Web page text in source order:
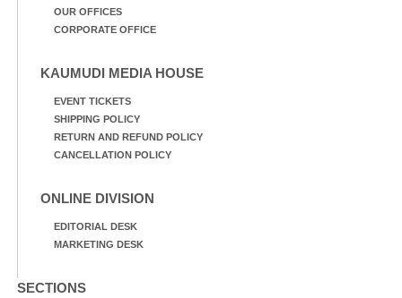
OUR OFFICES
CORPORATE OFFICE
KAUMUDI MEDIA HOUSE
EVENT TICKETS
SHIPPING POLICY
RETURN AND REFUND POLICY
CANCELLATION POLICY
ONLINE DIVISION
EDITORIAL DESK
MARKETING DESK
SECTIONS